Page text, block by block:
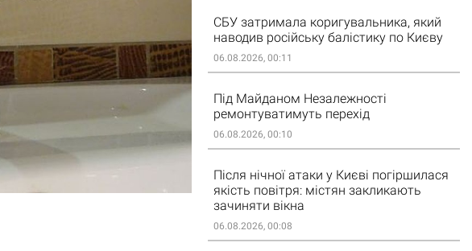
СБУ затримала коригувальника, який
наводив російську балістику по Києву
06.08.2026, 00:11
Під Майданом Незалежності
ремонтуватимуть перехід
06.08.2026, 00:10
Після нічної атаки у Києві погіршилася
якість повітря: містян закликають
зачиняти вікна
06.08.2026, 00:08